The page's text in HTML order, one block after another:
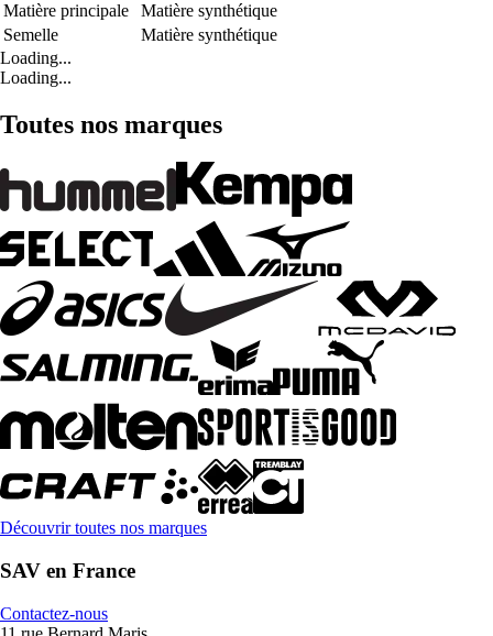
Matière principale
Matière synthétique
Semelle
Matière synthétique
Loading...
Loading...
Toutes nos marques
Découvrir toutes nos marques
SAV en France
Contactez-nous